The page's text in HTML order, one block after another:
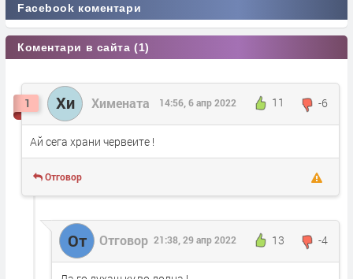
Facebook коментари
Коментари в сайта (1)
1 Хи Химената 11 -6
14:56, 6 апр 2022
Ай сега храни червеите !
Отговор
От Отговор 13 -4
21:38, 29 апр 2022